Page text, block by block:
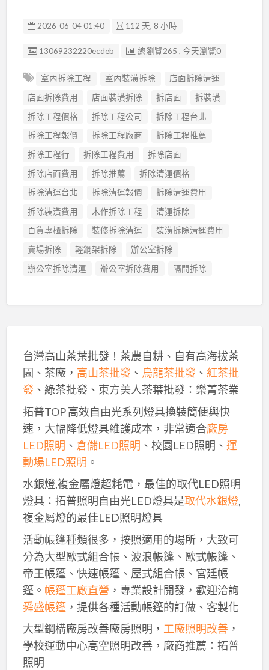
2026-06-04 01:40 112 天, 8 小時
廣告编號
13069232220ecdeb 總瀏覽265 , 今天瀏覽0
室內拆除工程 室內裝潢拆除
店面拆除清運
店面拆除費用
店面裝潢拆除 拆店面
拆裝潢
拆除工程價格
拆除工程公司
拆除工程台北
拆除工程報價
拆除工程廠商
拆除工程推薦
拆除工程行
拆除工程費用
拆除店面
拆除店面費用
拆除推薦
拆除清運價格
拆除清運台北
拆除清運報價
拆除清運費用
拆除裝潢費用
木作拆除工程
清運拆除
百貨專櫃拆除
裝修拆除清運
裝潢拆除清運費用
賣場拆除
輕鋼架拆除
辦公室拆除
辦公室拆除清運
辦公室拆除費用 隔間拆除
台灣高山茶葉批發！茶農自耕、自有高海拔茶
園、茶廠， 高山茶批發、 烏龍茶批發、 紅茶批
發、綠茶批發、東方美人茶葉批發：樂菁茶業
拓普TOP 高效自由光系列燈具換裝簡便與快
速，大幅降低燈具維護成本，非常適合廠房
LED照明 、 倉儲LED照明 、校園LED照明、 運
動場LED照明 。
水銀燈,複金屬燈超耗電，最佳的取代LED照明
燈具：拓普照明自由光LED燈具是取代水銀燈,
複金屬燈的最佳LED照明燈具
活動帳篷種類很多，按照適用的場所，大致可
分為大型歐式組合帳、波浪帳篷、歐式帳篷、
帝王帳篷、快速帳篷、屋式組合帳、宮廷帳
篷。 帳篷工廠直營 ，專業設計開發，歡迎洽詢
舜盛帳篷，提供各種活動帳篷的訂做、客製化
大型鋼構廠房改善廠房照明， 工廠照明改善，
學校運動中心高空照明改善，廠商推薦：拓普
照明